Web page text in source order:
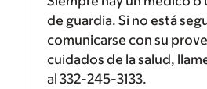
de guardia. Si no está
comunicarse con su
cuidados de la salud,
al 332-245-3133.